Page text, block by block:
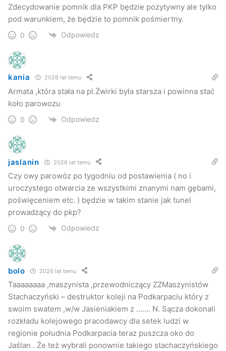
pisze na swojej stronie internetowej fundacja Era
Parowozu.
W. Żebracki
Jaslonet.pl
kolej lokomotywa parowóz
Zdecydowanie pomnik dla PKP będzie pozytywny ale tylko
pod warunkiem, że będzie to pomnik pośmiertny.
0 Odpowiedz
kania 2026 lat temu
Armata ,która stała na pl.Żwirki była starsza i powinna stać
koło parowozu
0 Odpowiedz
jaslanin 2026 lat temu
Czy owy parowóz po tygodniu od postawienia ( no i
uroczystego otwarcia ze wszystkimi znanymi nam gębami,
poświęceniem etc. ) będzie w takim stanie jak tunel
prowadzący do pkp?
0 Odpowiedz
bolo 2026 lat temu
Taaaaaaaa ,maszynista ,przewodniczący ZZMaszynistów
Stachaczyński – destruktor koleji na Podkarpaciu który z
swoim swatem ,w/w Jasieniakiem z ……. N. Sącza dokonali
rozkładu kolejowego pracodawcy dla setek ludzi w
regionie południa Podkarpacia teraz puszcza oko do
Jaślan . Że też wybrali ponownie takiego stachaczyńskiego